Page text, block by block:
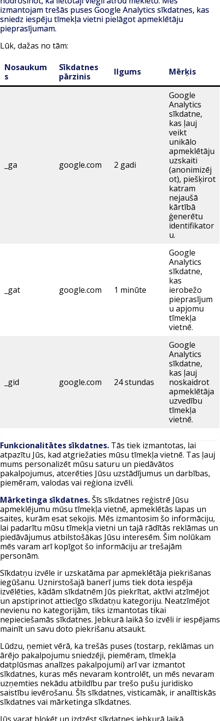
izmantojam trešās puses Google Analytics sīkdatnes, kas
sniedz iespēju tīmekļa vietni pielāgot apmeklētāju
pieprasījumam.
Lūk, dažas no tām:
Nosaukum
s
Sīkdatnes
pārzinis
Ilgums Mērķis
_ga google.com 2 gadi
Google
Analytics
sīkdatne,
kas ļauj
veikt
unikālo
apmeklētāju
uzskaiti
(anonimizēj
ot), piešķirot
katram
nejaušā
kārtībā
ģenerētu
identifikator
u.
_gat google.com 1 minūte
Google
Analytics
sīkdatne,
kas
ierobežo
pieprasījum
u apjomu
tīmekļa
vietnē.
_gid google.com 24 stundas
Google
Analytics
sīkdatne,
kas ļauj
noskaidrot
apmeklētāja
uzvedību
tīmekļa
vietnē.
Funkcionalitātes sīkdatnes. Tās tiek izmantotas, lai
atpazītu Jūs, kad atgriežaties mūsu tīmekļa vietnē. Tas ļauj
mums personalizēt mūsu saturu un piedāvātos
pakalpojumus, atcerēties Jūsu uzstādījumus un darbības,
piemēram, valodas vai reģiona izvēli.
Mārketinga sīkdatnes.Šīs sīkdatnes reģistrē Jūsu
apmeklējumu mūsu tīmekļa vietnē, apmeklētās lapas un
saites, kurām esat sekojis. Mēs izmantosim šo informāciju,
lai padarītu mūsu tīmekļa vietni un tajā rādītās reklāmas un
piedāvājumus atbilstošākas Jūsu interesēm. Šim nolūkam
mēs varam arī kopīgot šo informāciju ar trešajām
personām.
Sīkdatņu izvēle ir uzskatāma par apmeklētāja piekrišanas
iegūšanu. Uznirstošajā banerī jums tiek dota iespēja
izvēlēties, kādām sīkdatnēm Jūs piekrītat, aktīvi atzīmējot
un apstiprinot attiecīgo sīkdatņu kategoriju. Neatzīmējot
nevienu no kategorijām, tiks izmantotas tikai
nepieciešamās sīkdatnes. Jebkurā laikā šo izvēli ir iespējams
mainīt un savu doto piekrišanu atsaukt.
Lūdzu, ņemiet vērā, ka trešās puses (tostarp, reklāmas un
ārējo pakalpojumu sniedzēji, piemēram, tīmekļa
datplūsmas analīzes pakalpojumi) arī var izmantot
sīkdatnes, kuras mēs nevaram kontrolēt, un mēs nevaram
uzņemties nekādu atbildību par trešo pušu juridisko
saistību ievērošanu. Šīs sīkdatnes, visticamāk, ir analītiskās
sīkdatnes vai mārketinga sīkdatnes.